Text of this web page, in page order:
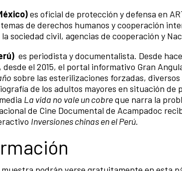
es oficial de protección y defensa en
de derechos humanos y cooperación
sociedad civil, agencias de cooperación y
es periodista y documentalista. Desde
desde el 2015, el portal informativo Gran
sobre las esterilizaciones forzadas,
de los adultos mayores en situación de
La vida no vale un cobreque narra la
de Cine Documental de Acampadoc
Inversiones chinas en el Perú.